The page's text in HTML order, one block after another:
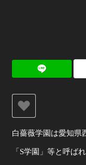
白薔薇学園は愛知県
「S学園」等と呼ば